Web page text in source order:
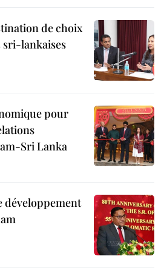
de choix
lankaises
pour
Sri Lanka
développement